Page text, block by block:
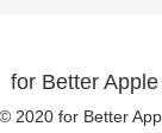
for Better
© 2020 for Better